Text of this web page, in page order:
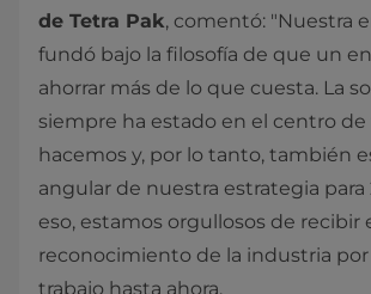
de Tetra Pak, comentó: "Nuestra
fundó bajo la filosofía de que un
ahorrar más de lo que cuesta. La
siempre ha estado en el centro
hacemos y, por lo tanto, también
angular de nuestra estrategia para
eso, estamos orgullosos de recibir
reconocimiento de la industria
trabajo hasta ahora.